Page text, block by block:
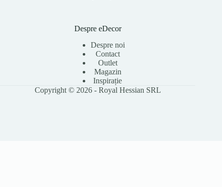
Despre eDecor
Despre noi
Contact
Outlet
Magazin
Inspirație
Copyright © 2026 - Royal Hessian SRL